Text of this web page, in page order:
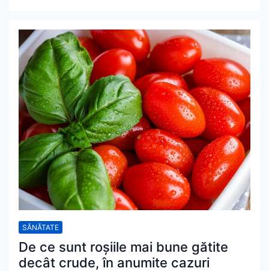
SĂNĂTATE
De ce sunt roșiile mai bune gătite
decât crude, în anumite cazuri